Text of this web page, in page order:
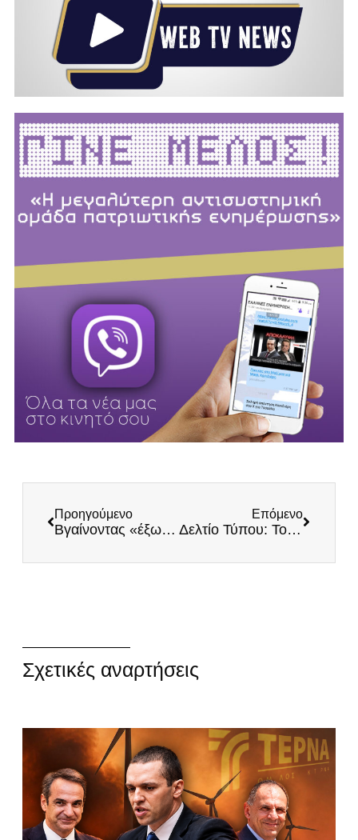
Προηγούμενο
Βγαίνοντας «έξω από το κουτί»
Επόμενο
Δελτίο Τύπου: Το δίλημμα είναι ένα: Εθνική Ηγεσία ή συνέχεια της πολιτικής διαφθοράς;
Σχετικές αναρτήσεις